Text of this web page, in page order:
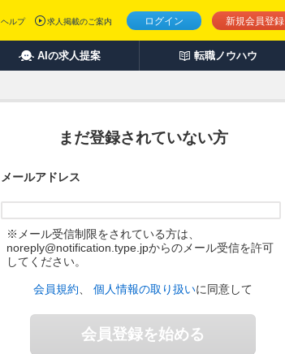
ログイン 新規会員登録
ヘルプ 求人掲載のご案内
AIの求人提案 転職ノウハウ
まだ登録されていない方
メールアドレス
※メール受信制限をされている方は、
noreply@notification.type.jpからのメール受信を許可
してください。
会員規約 個人情報の取り扱いに同意して
会員登録を始める